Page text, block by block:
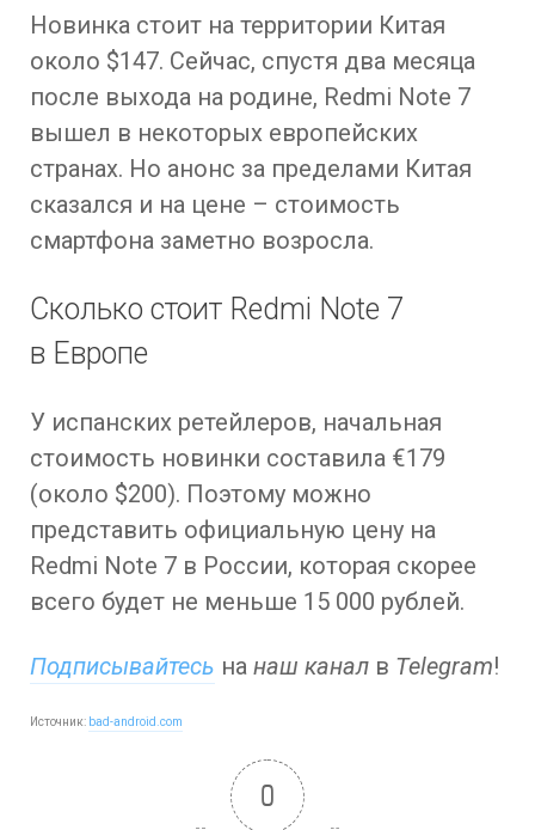
Новинка стоит на территории Китая
около $147. Сейчас, спустя два месяца
после выхода на родине, Redmi Note 7
вышел в некоторых европейских
странах. Но анонс за пределами Китая
сказался и на цене – стоимость
смартфона заметно возросла.
Сколько стоит Redmi Note 7
в Европе
У испанских ретейлеров, начальная
стоимость новинки составила €179
(около $200). Поэтому можно
представить официальную цену на
Redmi Note 7 в России, которая скорее
всего будет не меньше 15 000 рублей.
Подписывайтесь на наш канал в Telegram!
Источник: bad-android.com
0